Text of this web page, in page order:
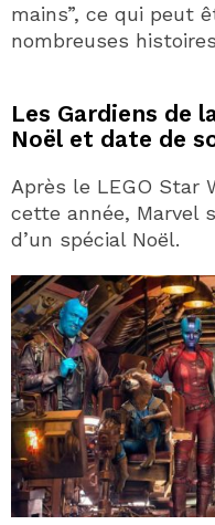
mains”, ce qui peut
nombreuses
Les Gardiens de
Noël et date de
Après le LEGO Star
cette année, Marvel
d’un spécial Noël.